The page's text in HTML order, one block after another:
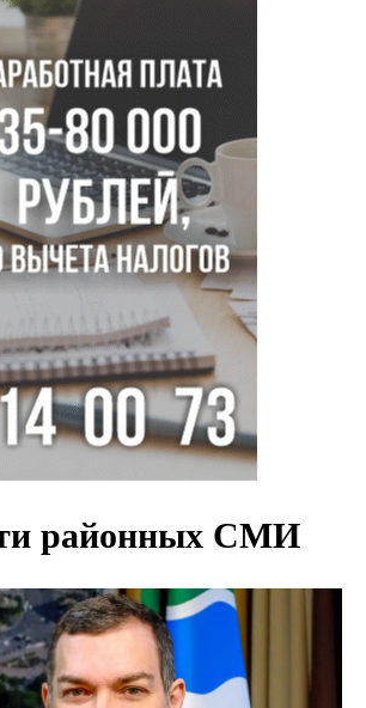
побил рекорд России по
начинается второй пик